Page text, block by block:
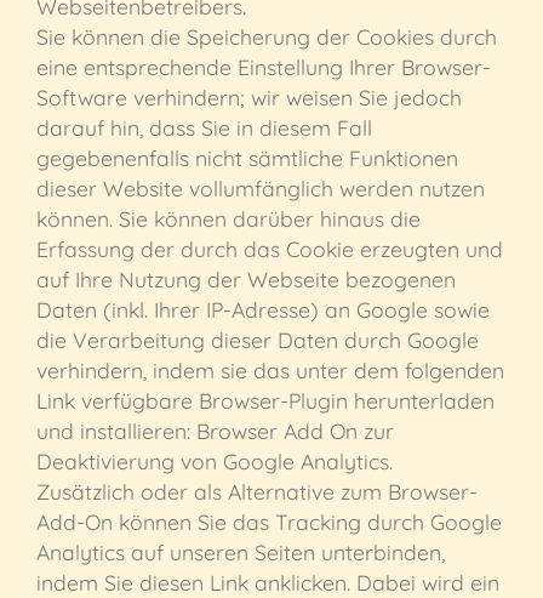
Webseitenbetreibers.
Sie können die Speicherung der Cookies durch
eine entsprechende Einstellung Ihrer Browser-
Software verhindern; wir weisen Sie jedoch
darauf hin, dass Sie in diesem Fall
gegebenenfalls nicht sämtliche Funktionen
dieser Website vollumfänglich werden nutzen
können. Sie können darüber hinaus die
Erfassung der durch das Cookie erzeugten und
auf Ihre Nutzung der Webseite bezogenen
Daten (inkl. Ihrer IP-Adresse) an Google sowie
die Verarbeitung dieser Daten durch Google
verhindern, indem sie das unter dem folgenden
Link verfügbare Browser-Plugin herunterladen
und installieren: Browser Add On zur
Deaktivierung von Google Analytics.
Zusätzlich oder als Alternative zum Browser-
Add-On können Sie das Tracking durch Google
Analytics auf unseren Seiten unterbinden,
indem Sie diesen Link anklicken. Dabei wird ein